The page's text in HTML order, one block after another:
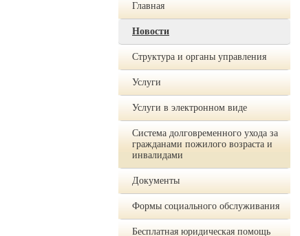
Главная
Новости
Структура и органы управления
Услуги
Услуги в электронном виде
Система долговременного ухода за
гражданами пожилого возраста и
инвалидами
Документы
Формы социального обслуживания
Бесплатная юридическая помощь